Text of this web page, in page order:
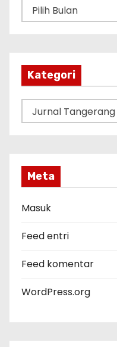
r
Kategori
a
o
r
Meta
Masuk
Feed entri
Feed komentar
WordPress.org